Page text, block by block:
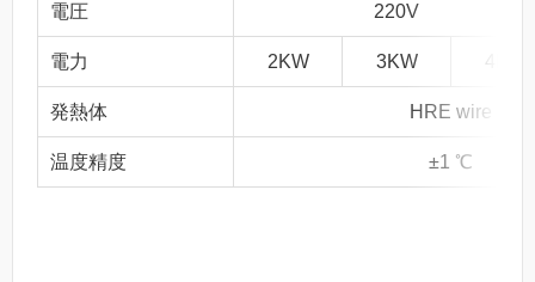
電圧 220V
電力 2KW 3KW 4KW
発熱体 HRE wire
温度精度 ±1 ℃